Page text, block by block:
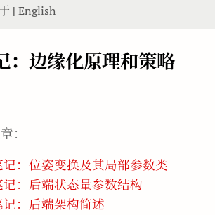
| English
：边缘化原理和策略
：
记：位姿变换及其局部参数类
记：后端状态量参数结构
记：后端架构简述